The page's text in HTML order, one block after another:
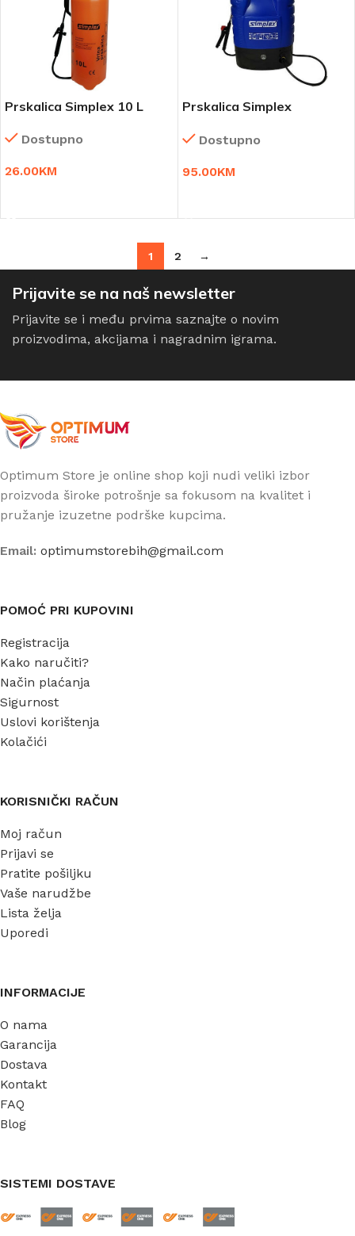
Prskalica Simplex 10 L
Dostupno
26.00KM
Prskalica Simplex
profiDostupno
95.00KM
1 2 →
Prijavite se na naš newsletter
Prijavite se i među prvima saznajte o novim
proizvodima, akcijama i nagradnim igrama.
Optimum Store je online shop koji nudi veliki izbor
proizvoda široke potrošnje sa fokusom na kvalitet i
pružanje izuzetne podrške kupcima.
Email: optimumstorebih@gmail.com
POMOĆ PRI KUPOVINI
Registracija
Kako naručiti?
Način plaćanja
Sigurnost
Uslovi korištenja
Kolačići
KORISNIČKI RAČUN
Moj račun
Prijavi se
Pratite pošiljku
Vaše narudžbe
Lista želja
Uporedi
INFORMACIJE
O nama
Garancija
Dostava
Kontakt
FAQ
Blog
SISTEMI DOSTAVE